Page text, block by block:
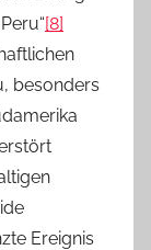
[8]
besonders
Ereignis